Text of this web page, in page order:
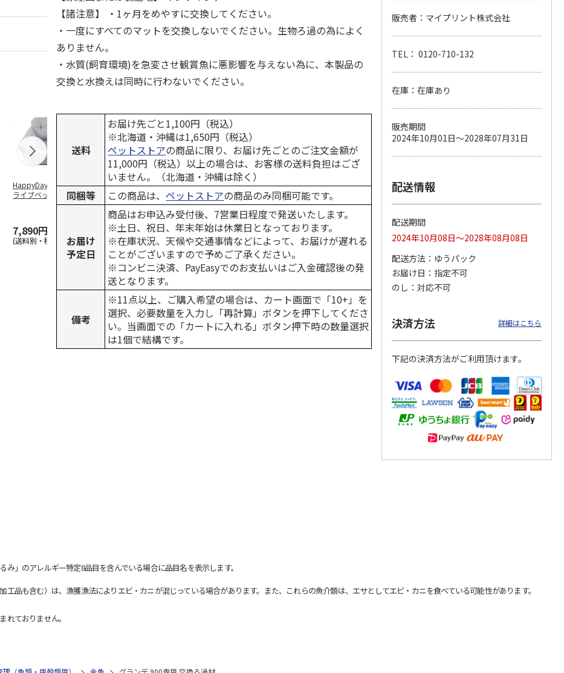
HappyDays 2wayド
ライブベッド グレ
7,890円
(送料別・税込)
獣医師開発 ニオイ
をとる砂専用 猫ト
イレ ナチュラルグ
1,550円
(送料別・税込)
デオトイレ 飛び散
らない消臭・抗菌サ
ンド 4L
1,320円
(送料別・税込)
無添加良品 カムカ
ムデンタルコーン
ぐるぐるボーン型 S
…
470円
(送料別・税込)
銀のスプーン パウ
チ 健康に育つ子ね
こ用 まぐろ・かつ
おに…
120円
(送料別・税込)
ペット線香 虹のか
なた フルーティフ
ローラルの香り
590円
(送料別・税込)
えBOX とりささ…
380円
(送料別・税込)
【諸注意】 ・1ヶ月をめやすに交換してください。
・一度にすべてのマットを交換しないでください。生物ろ過の為によく
ありません。
・水質(飼育環境)を急変させ観賞魚に悪影響を与えない為に、本製品の
交換と水換えは同時に行わないでください。
送料
お届け先ごと1,100円（税込）
※北海道・沖縄は1,650円（税込）
ペットストアの商品に限り、お届け先ごとのご注文金額が
11,000円（税込）以上の場合は、お客様の送料負担はござ
いません。（北海道・沖縄は除く）
同梱等
この商品は、ペットストアの商品のみ同梱可能です。
お届け
予定日
商品はお申込み受付後、7営業日程度で発送いたします。
※土日、祝日、年末年始は休業日となっております。
※在庫状況、天候や交通事情などによって、お届けが遅れる
ことがございますので予めご了承ください。
※コンビニ決済、PayEasyでのお支払いはご入金確認後の発
送となります。
備考
※11点以上、ご購入希望の場合は、カート画面で「10+」を
選択、必要数量を入力し「再計算」ボタンを押下してくださ
い。当画面での「カートに入れる」ボタン押下時の数量選択
は1個で結構です。
販売者：マイプリント株式会社
TEL： 0120-710-132
在庫：在庫あり
販売期間
2024年10月01日～2028年07月31日
配送情報
配送期間
2024年10月08日～2028年08月08日
配送方法
ゆうパック
お届け日
指定不可
のし
対応不可
決済方法 詳細はこちら
下記の決済方法がご利用頂けます。
」のアレルギー特定8品目を含んでいる場合に品目名を表示します。
品も含む）は、漁獲漁法によりエビ・カニが混じっている場合があります。また、これらの魚介類は、エサとしてエビ・カニを食べている可能性があります。
ておりません。